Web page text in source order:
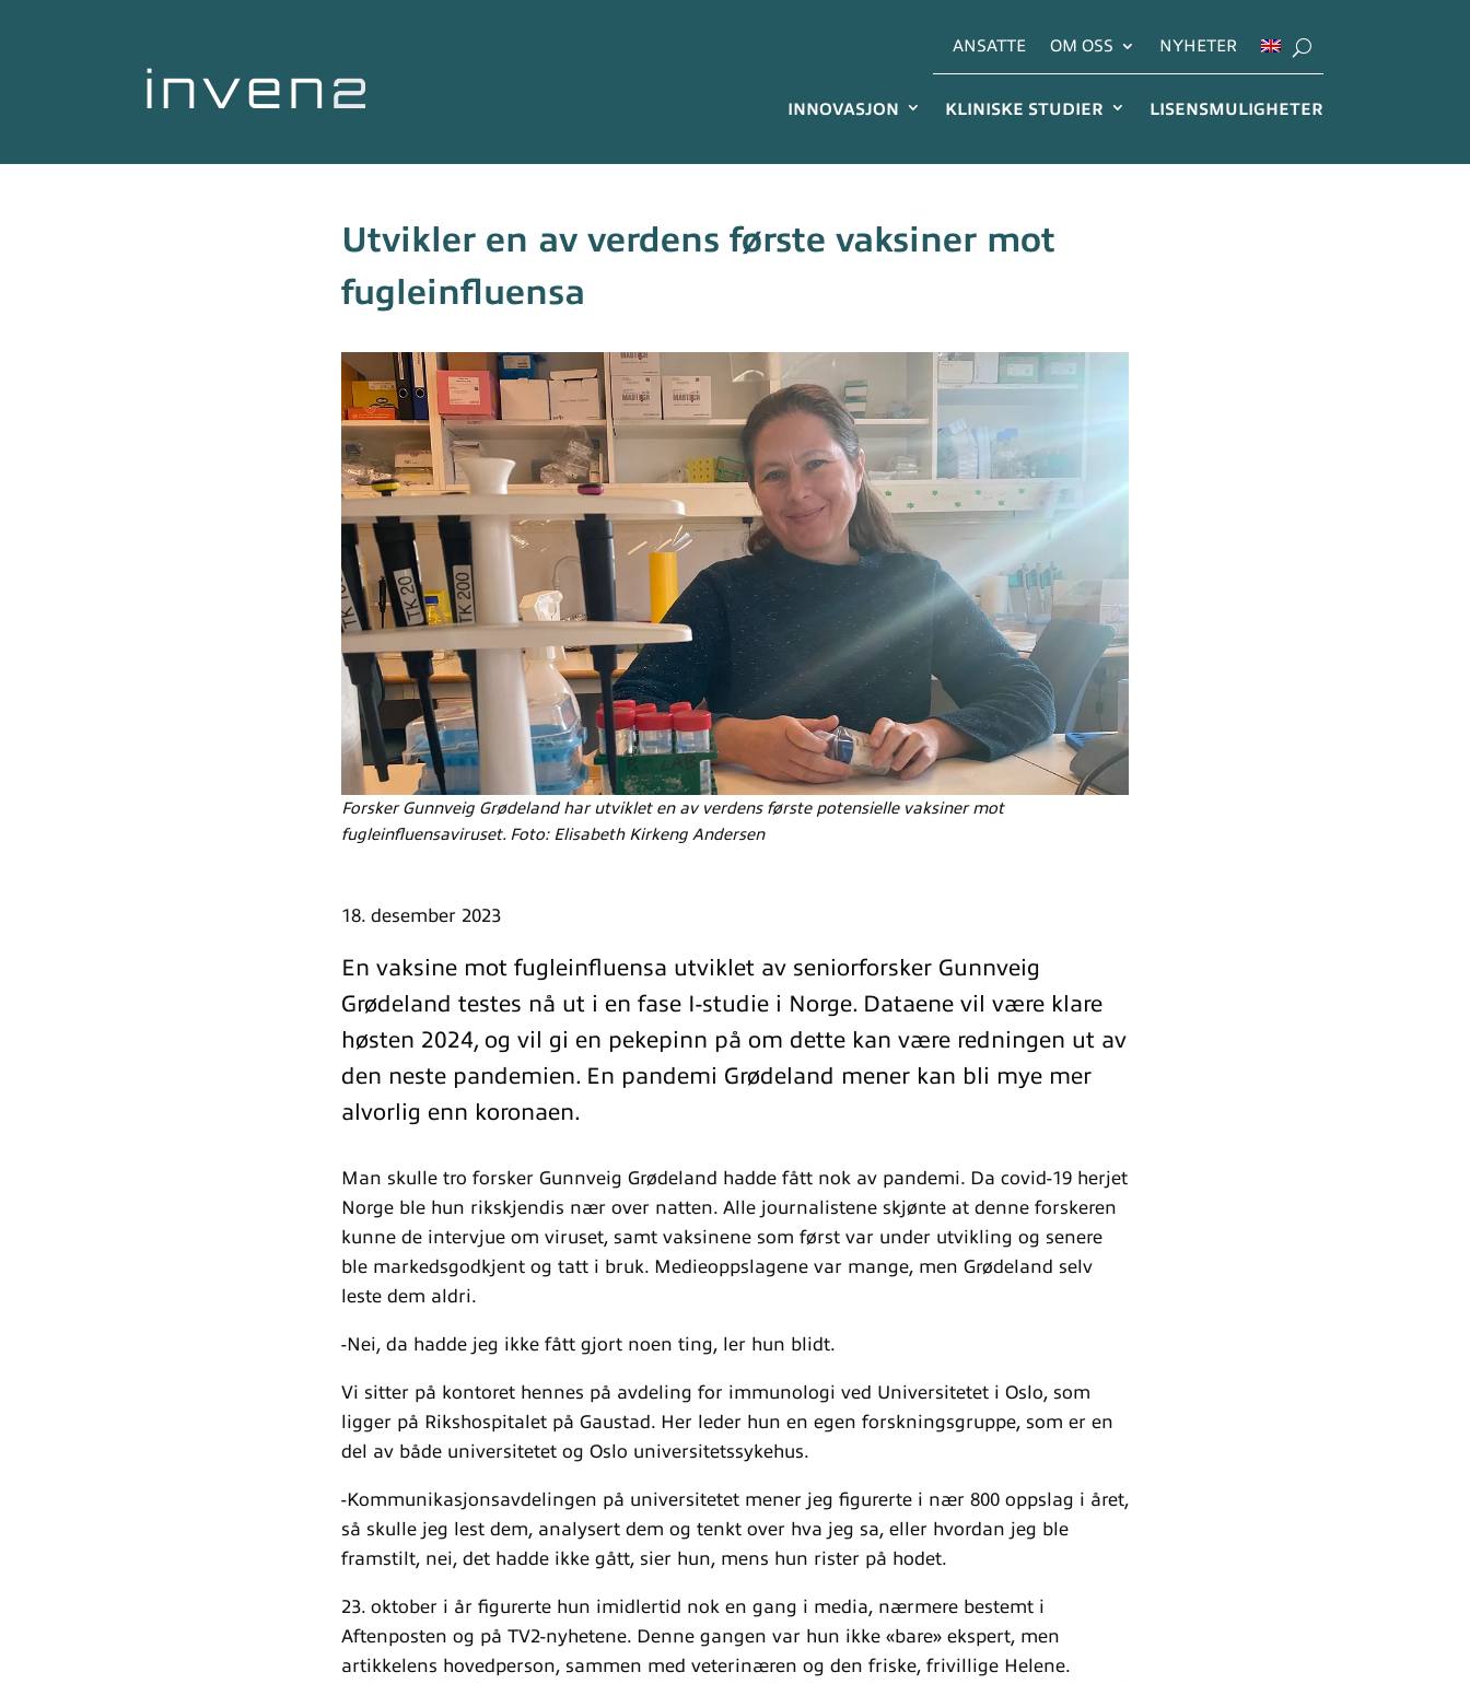
ANSATTE OM OSS NYHETER
INNOVASJON KLINISKE STUDIER LISENSMULIGHETER
Utvikler en av verdens første vaksiner mot
fugleinfluensa
Forsker Gunnveig Grødeland har utviklet en av verdens første potensielle vaksiner mot
fugleinfluensaviruset. Foto: Elisabeth Kirkeng Andersen
18. desember 2023
En vaksine mot fugleinfluensa utviklet av seniorforsker Gunnveig
Grødeland testes nå ut i en fase I-studie i Norge. Dataene vil være klare
høsten 2024, og vil gi en pekepinn på om dette kan være redningen ut av
den neste pandemien. En pandemi Grødeland mener kan bli mye mer
alvorlig enn koronaen.
Man skulle tro forsker Gunnveig Grødeland hadde fått nok av pandemi. Da covid-19 herjet
Norge ble hun rikskjendis nær over natten. Alle journalistene skjønte at denne forskeren
kunne de intervjue om viruset, samt vaksinene som først var under utvikling og senere
ble markedsgodkjent og tatt i bruk. Medieoppslagene var mange, men Grødeland selv
leste dem aldri.
-Nei, da hadde jeg ikke fått gjort noen ting, ler hun blidt.
Vi sitter på kontoret hennes på avdeling for immunologi ved Universitetet i Oslo, som
ligger på Rikshospitalet på Gaustad. Her leder hun en egen forskningsgruppe, som er en
del av både universitetet og Oslo universitetssykehus.
-Kommunikasjonsavdelingen på universitetet mener jeg figurerte i nær 800 oppslag i året,
så skulle jeg lest dem, analysert dem og tenkt over hva jeg sa, eller hvordan jeg ble
framstilt, nei, det hadde ikke gått, sier hun, mens hun rister på hodet.
23. oktober i år figurerte hun imidlertid nok en gang i media, nærmere bestemt i
Aftenposten og på TV2-nyhetene. Denne gangen var hun ikke «bare» ekspert, men
artikkelens hovedperson, sammen med veterinæren og den friske, frivillige Helene.